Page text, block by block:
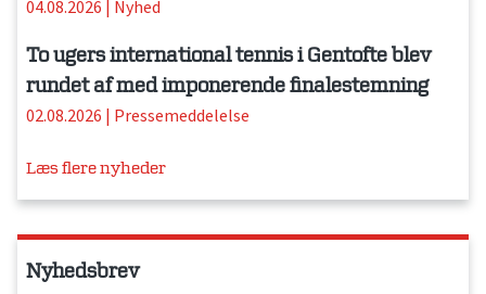
04.08.2026 Nyhed
To ugers international tennis i Gentofte blev
rundet af med imponerende finalestemning
02.08.2026 | Pressemeddelelse
Læs flere nyheder
Nyhedsbrev